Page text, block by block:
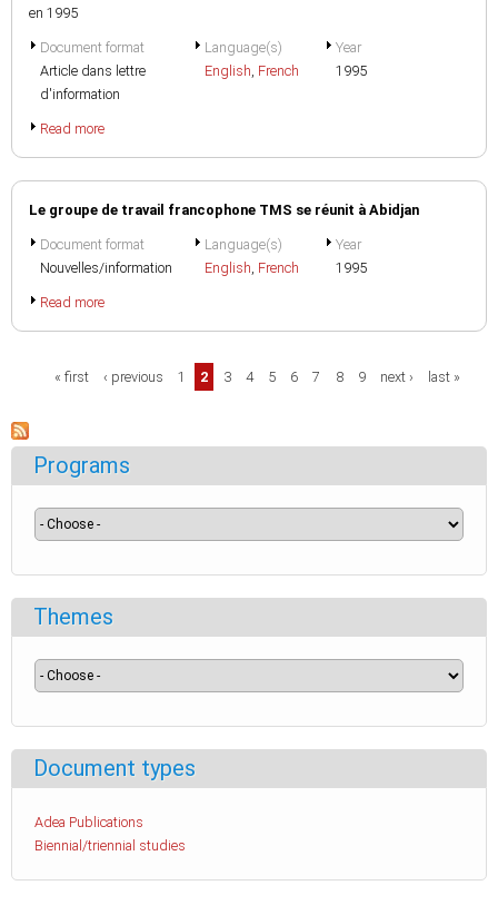
en 1995
Document format
Article dans lettre
d'information
Language(s)
English, French
Year
1995
Read more
Le groupe de travail francophone TMS se réunit à Abidjan
Document format
Nouvelles/information
Language(s)
English, French
Year
1995
Read more
Pages« first ‹ previous 1 2 3 4 5 6 7 8 9 next › last »
Programs
Themes
Document types
Adea Publications
Biennial/triennial studies